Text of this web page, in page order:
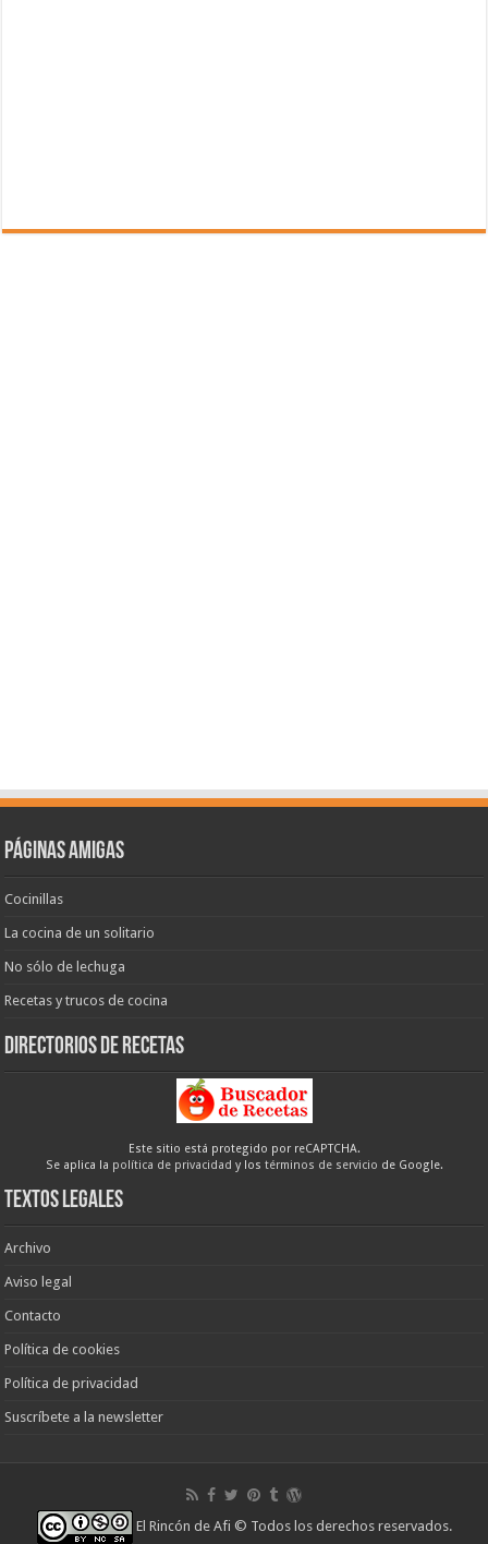
Páginas amigas
Cocinillas
La cocina de un solitario
No sólo de lechuga
Recetas y trucos de cocina
Directorios de recetas
Este sitio está protegido por reCAPTCHA.
Se aplica la política de privacidad y los términos de servicio de Google.
Textos legales
Archivo
Aviso legal
Contacto
Política de cookies
Política de privacidad
Suscríbete a la newsletter
El Rincón de Afi © Todos los derechos reservados.